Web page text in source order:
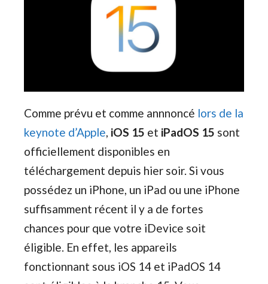
Comme prévu et comme annnoncé lors de la
keynote d’Apple, iOS 15 et iPadOS 15 sont
officiellement disponibles en
téléchargement depuis hier soir. Si vous
possédez un iPhone, un iPad ou une iPhone
suffisamment récent il y a de fortes
chances pour que votre iDevice soit
éligible. En effet, les appareils
fonctionnant sous iOS 14 et iPadOS 14